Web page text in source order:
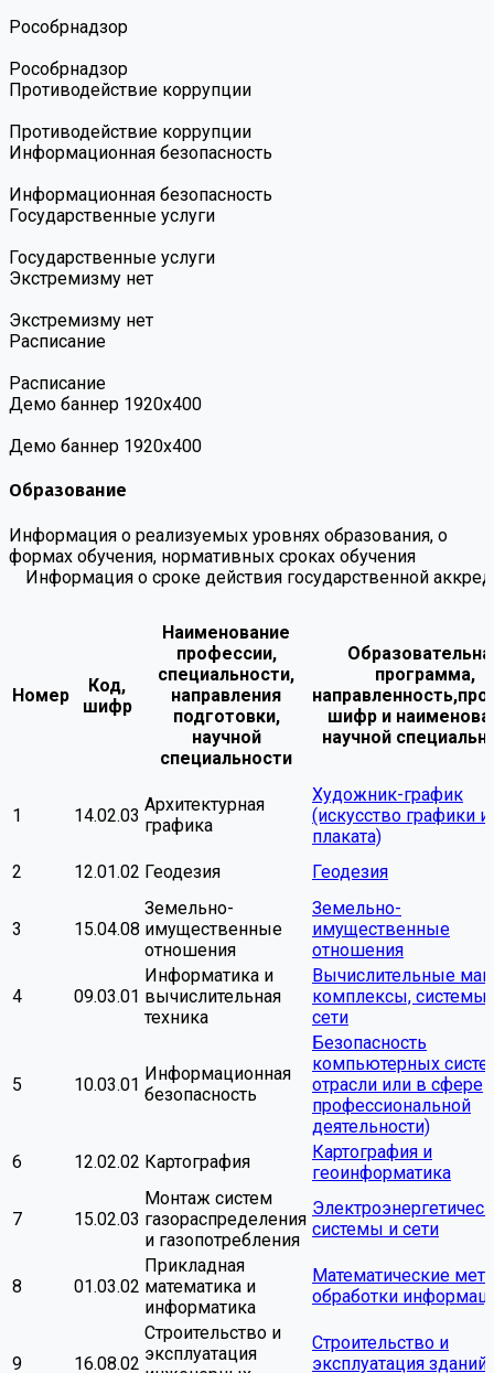
Роcобрнадзор
Роcобрнадзор
Противодействие коррупции
Противодействие коррупции
Информационная безопасность
Информационная безопасность
Государственные услуги
Государственные услуги
Экстремизму нет
Экстремизму нет
Расписание
Расписание
Демо баннер 1920х400
Демо баннер 1920х400
Образование
Информация о реализуемых уровнях образования, о
формах обучения, нормативных сроках обучения
Информация о сроке действия государственной
Номер
Код,
шифр
Наименование
профессии,
специальности,
направления
подготовки,
научной
специальности
программа,
шифр и
научной
1 14.02.03
Архитектурная
графика
Художник-график
(искусство графики и
плаката)
2
12.01.02 Геодезия Геодезия
3 15.04.08
Земельно-
имущественные
отношения
Земельно-
имущественные
отношения
4 09.03.01
Информатика и
вычислительная
техника
Вычислительные
комплексы, системы
сети
5 10.03.01
Информационная
безопасность
Безопасность
компьютерных
отрасли или в сфере
профессиональной
деятельности)
6
12.02.02 Картография
Картография и
геоинформатика
7 15.02.03
Монтаж систем
газораспределения
и газопотребления
системы и сети
8 01.03.02
Прикладная
математика и
информатика
Математические
обработки
9 16.08.02
Строительство и
эксплуатация
Строительство и
эксплуатация зданий